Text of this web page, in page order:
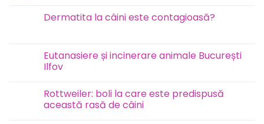
Test
FAVN
pisici
Dermatita la câini este contagioasă?
Dermatita
la
câini
Eutanasiere și incinerare animale București
Ilfov
la
Eutanasiere
și
Rottweiler: boli la care este predispusă
această rasă de câini